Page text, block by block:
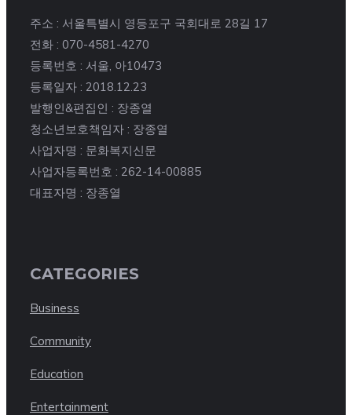
주소 : 서울특별시 영등포구 국회대로 28길 17
전화 : 070-4581-4270
등록번호 : 서울, 아10473
등록일자 : 2018.12.23
발행인&편집인 : 장종열
청소년보호책임자 : 장종열
사업자명 : 문화복지신문
사업자등록번호 : 262-14-00885
대표자명 : 장종열
CATEGORIES
Business
Community
Education
Entertainment